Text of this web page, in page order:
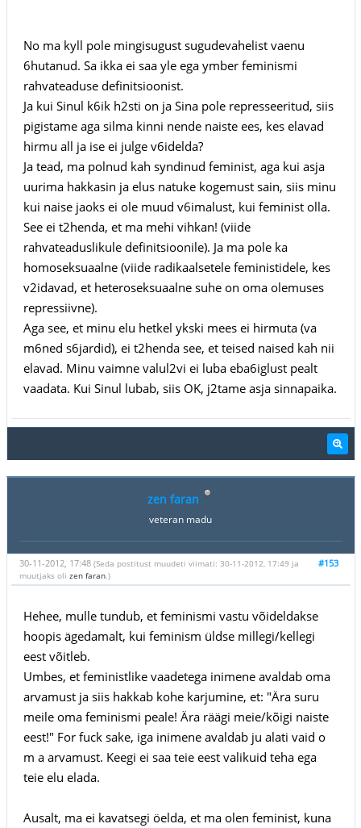
No ma kyll pole mingisugust sugudevahelist vaenu
6hutanud. Sa ikka ei saa yle ega ymber feminismi
rahvateaduse definitsioonist.
Ja kui Sinul k6ik h2sti on ja Sina pole represseeritud, siis
pigistame aga silma kinni nende naiste ees, kes elavad
hirmu all ja ise ei julge v6idelda?
Ja tead, ma polnud kah syndinud feminist, aga kui asja
uurima hakkasin ja elus natuke kogemust sain, siis minu
kui naise jaoks ei ole muud v6imalust, kui feminist olla.
See ei t2henda, et ma mehi vihkan! (viide
rahvateaduslikule definitsioonile). Ja ma pole ka
homoseksuaalne (viide radikaalsetele feministidele, kes
v2idavad, et heteroseksuaalne suhe on oma olemuses
repressiivne).
Aga see, et minu elu hetkel ykski mees ei hirmuta (va
m6ned s6jardid), ei t2henda see, et teised naised kah nii
elavad. Minu vaimne valul2vi ei luba eba6iglust pealt
vaadata. Kui Sinul lubab, siis OK, j2tame asja sinnapaika.
zen faran
veteran madu
#153
30-11-2012, 17:48 (Seda postitust muudeti viimati: 30-11-2012, 17:49 ja
muutjaks oli zen faran.)
Hehee, mulle tundub, et feminismi vastu võideldakse
hoopis ägedamalt, kui feminism üldse millegi/kellegi
eest võitleb.
Umbes, et feministlike vaadetega inimene avaldab oma
arvamust ja siis hakkab kohe karjumine, et: "Ära suru
meile oma feminismi peale! Ära räägi meie/kõigi naiste
eest!" For fuck sake, iga inimene avaldab ju alati vaid o
m a arvamust. Keegi ei saa teie eest valikuid teha ega
teie elu elada.
Ausalt, ma ei kavatsegi öelda, et ma olen feminist, kuna